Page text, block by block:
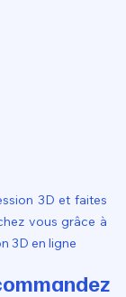
3D et faites
vous grâce à
3D en ligne